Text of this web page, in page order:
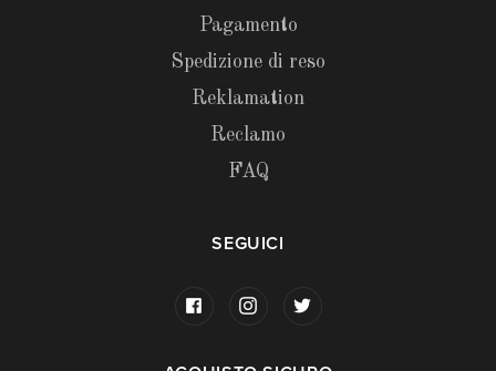
Pagamento
Spedizione di reso
Reklamation
Reclamo
FAQ
SEGUICI